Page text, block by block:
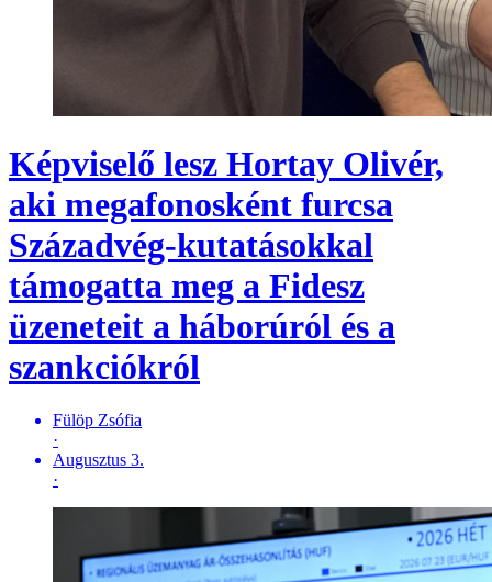
Képviselő lesz Hortay Olivér,
aki megafonosként furcsa
Századvég-kutatásokkal
támogatta meg a Fidesz
üzeneteit a háborúról és a
szankciókról
Fülöp Zsófia
·
Augusztus 3.
·